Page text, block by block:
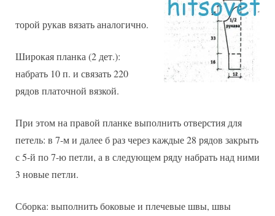
торой рукав вязать аналогично.
Широкая планка (2 дет.):
набрать 10 п. и связать 220
рядов платочной вязкой.
При этом на правой планке выполнить отверстия для
петель: в 7-м и далее б раз через каждые 28 рядов закрыть
с 5-й по 7-ю петли, а в следующем ряду набрать над ними
3 новые петли.
Сборка: выполнить боковые и плечевые швы, швы